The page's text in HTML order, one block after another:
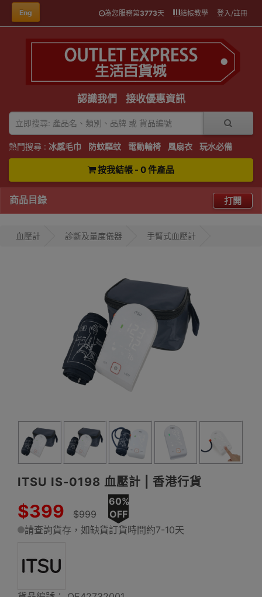
Eng 為您服務第3773天 結帳教學 登入/註冊
認識我們 接收優惠資訊
熱門搜尋 : 冰感毛巾 防蚊驅蚊 電動輪椅 風扇衣 玩水必備
按我結帳 - 0 件產品
商品目錄 打開
血壓計 診斷及量度儀器 手臂式血壓計
ITSU IS-0198 血壓計 | 香港行貨
$399 $999
60%
OFF
請查詢貨存，如缺貨訂貨時間約7-10天